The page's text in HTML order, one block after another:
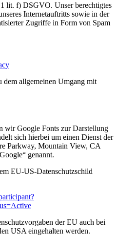
lit. f) DSGVO. Unser berechtigtes
Internetauftritts sowie in der
Zugriffe in Form von Spam
dem allgemeinen Umgang mit
wir Google Fonts zur Darstellung
sich hierbei um einen Dienst der
Parkway, Mountain View, CA
genannt.
EU-US-Datenschutzschild
der EU auch bei
USA eingehalten werden.